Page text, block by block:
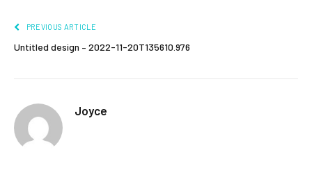
PREVIOUS ARTICLE
Untitled design – 2022-11-20T135610.976
Joyce